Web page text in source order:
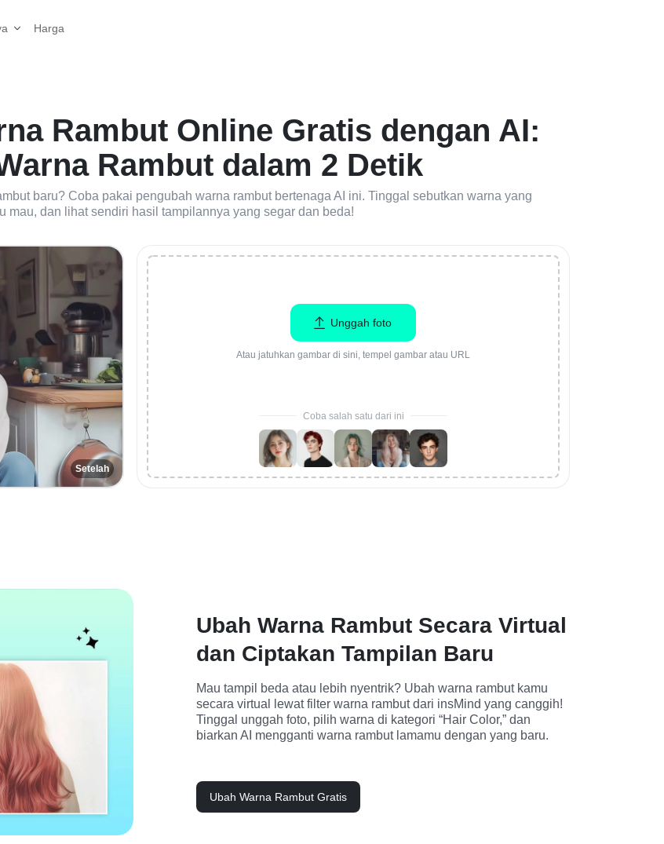
Harga
Rambut Online Gratis dengan AI:
Rambut dalam 2 Detik
baru? Coba pakai pengubah warna rambut bertenaga AI ini. Tinggal sebutkan warna yang
mau, dan lihat sendiri hasil tampilannya yang segar dan beda!
Setelah
Unggah foto
Atau jatuhkan gambar di sini, tempel gambar atau URL
Coba salah satu dari ini
Ubah Warna Rambut Secara Virtual
dan Ciptakan Tampilan Baru
Mau tampil beda atau lebih nyentrik? Ubah warna rambut kamu
secara virtual lewat filter warna rambut dari insMind yang canggih!
Tinggal unggah foto, pilih warna di kategori “Hair Color,” dan
biarkan AI mengganti warna rambut lamamu dengan yang baru.
Ubah Warna Rambut Gratis